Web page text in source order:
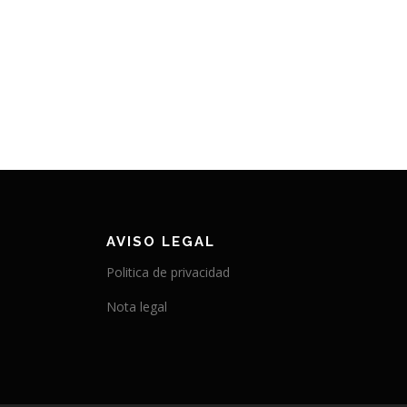
AVISO LEGAL
Politica de privacidad
Nota legal